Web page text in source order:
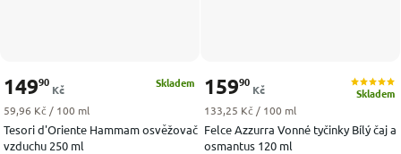
Tesori d'Oriente Hammam osvěžovač
vzduchu 250 ml
Skladem
14990
Kč
Měrná cena:
59,96 Kč / 100 ml
Felce Azzurra Vonné tyčinky Bílý čaj a
osmantus 120 ml
Skladem
15990
Kč
Měrná cena:
133,25 Kč / 100 ml